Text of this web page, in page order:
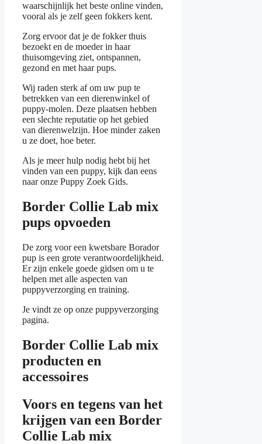
waarschijnlijk het beste online vinden,
vooral als je zelf geen fokkers kent.
Zorg ervoor dat je de fokker thuis
bezoekt en de moeder in haar
thuisomgeving ziet, ontspannen,
gezond en met haar pups.
Wij raden sterk af om uw pup te
betrekken van een dierenwinkel of
puppy-molen. Deze plaatsen hebben
een slechte reputatie op het gebied
van dierenwelzijn. Hoe minder zaken
u ze doet, hoe beter.
Als je meer hulp nodig hebt bij het
vinden van een puppy, kijk dan eens
naar onze Puppy Zoek Gids.
Border Collie Lab mix
pups opvoeden
De zorg voor een kwetsbare Borador
pup is een grote verantwoordelijkheid.
Er zijn enkele goede gidsen om u te
helpen met alle aspecten van
puppyverzorging en training.
Je vindt ze op onze puppyverzorging
pagina.
Border Collie Lab mix
producten en
accessoires
Voors en tegens van het
krijgen van een Border
Collie Lab mix